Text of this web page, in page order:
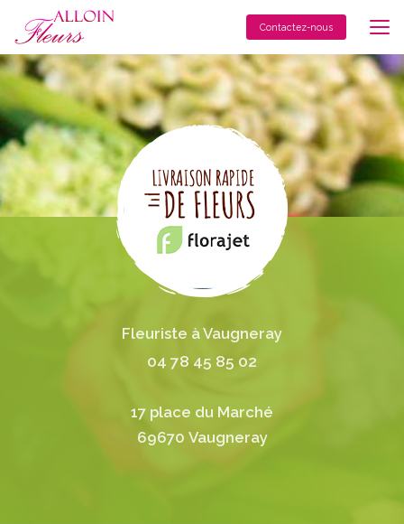
contenu
principal
Contactez-nous
Fleuriste à Vaugneray
04 78 45 85 02
17 place du Marché
69670 Vaugneray